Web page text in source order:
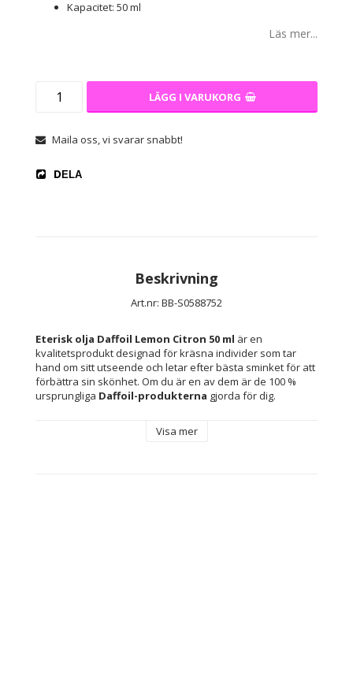
Kapacitet: 50 ml
Läs mer...
LÄGG I VARUKORG
Maila oss, vi svarar snabbt!
DELA
Beskrivning
Art.nr: BB-S0588752
Eterisk olja Daffoil Lemon Citron 50 ml är en
kvalitetsprodukt designad för kräsna individer som tar
hand om sitt utseende och letar efter bästa sminket för att
förbättra sin skönhet. Om du är en av dem är de 100 %
ursprungliga Daffoil-produkterna gjorda för dig.
Visa mer